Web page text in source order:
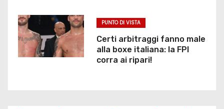
PUNTO DI VISTA
Certi arbitraggi fanno male
alla boxe italiana: la FPI
corra ai ripari!